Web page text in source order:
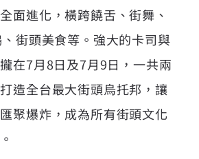
面進化，橫跨饒舌、街舞、
街頭美食等。強大的卡司與
在7月8日及7月9日，一共兩
造全台最大街頭烏托邦，讓
聚爆炸，成為所有街頭文化